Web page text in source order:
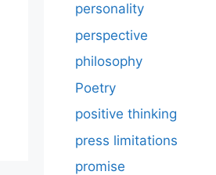
personality
perspective
philosophy
Poetry
positive thinking
press limitations
promise